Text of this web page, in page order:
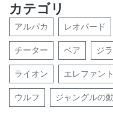
カテゴリ
アルパカ レオパード
チーター ベア ジ
ライオン エレファント
ウルフ ジャングルの